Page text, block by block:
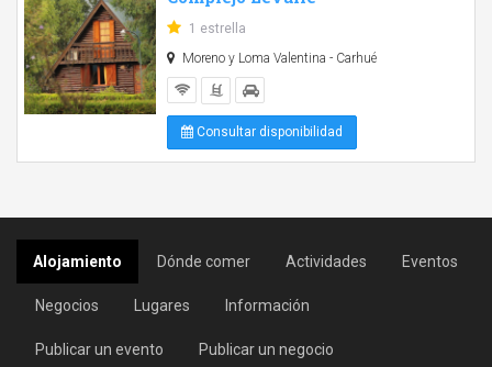
1 estrella
Moreno y Loma Valentina - Carhué
Consultar disponibilidad
Alojamiento Dónde comer Actividades Eventos
Negocios Lugares Información
Publicar un evento Publicar un negocio